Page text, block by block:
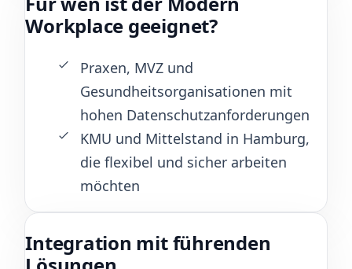
Workplace geeignet?
Praxen, MVZ und
Gesundheitsorganisationen mit
hohen Datenschutzanforderungen
KMU und Mittelstand in Hamburg,
die flexibel und sicher arbeiten
möchten
Integration mit führenden